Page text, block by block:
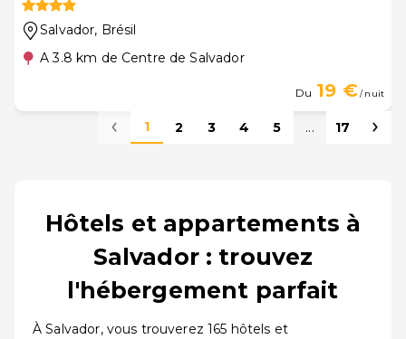
Salvador, Brésil
A 3.8 km de Centre de Salvador
Du 19 €/ nuit
1 2 3 4 5 ... 17
Hôtels et appartements à
Salvador : trouvez
l'hébergement parfait
À Salvador, vous trouverez 165 hôtels et